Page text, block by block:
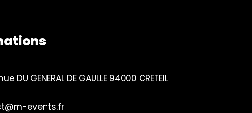
DU GENERAL DE GAULLE 94000 CRETEIL
events.fr